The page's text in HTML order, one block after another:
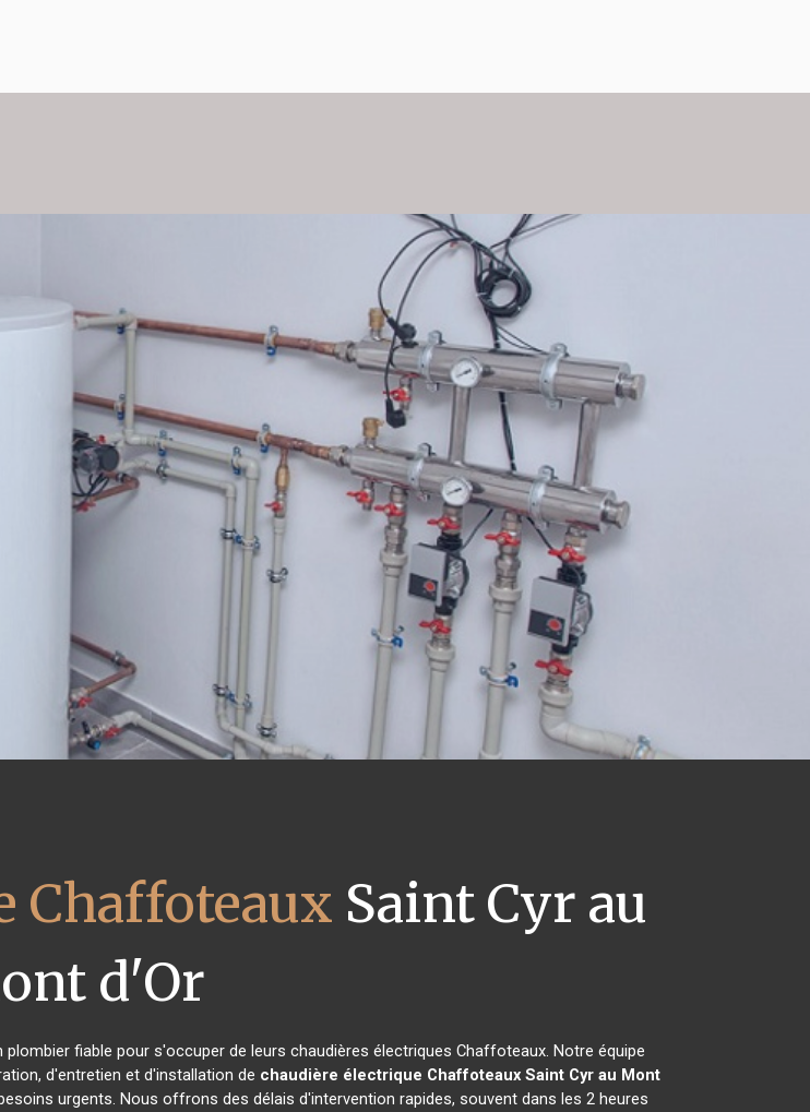
Chaffoteaux Saint Cyr au
d'Or
fiable pour s'occuper de leurs chaudières électriques Chaffoteaux. Notre équipe
d'entretien et d'installation de chaudière électrique Chaffoteaux Saint Cyr au Mont
urgents. Nous offrons des délais d'intervention rapides, souvent dans les 2 heures